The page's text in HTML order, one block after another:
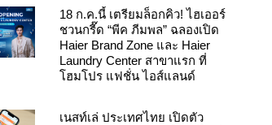
18 ก.ค.นี้ เตรียมล็อกคิว! ไฮเออร์
ชวนกรี๊ด “พีค ภีมพล” ฉลองเปิด
Haier Brand Zone และ Haier
Laundry Center สาขาแรก ที่
โฮมโปร แฟชั่น ไอส์แลนด์
เนสท์เล่ ประเทศไทย เปิดตัว